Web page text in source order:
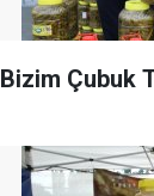
Bizim Çubuk